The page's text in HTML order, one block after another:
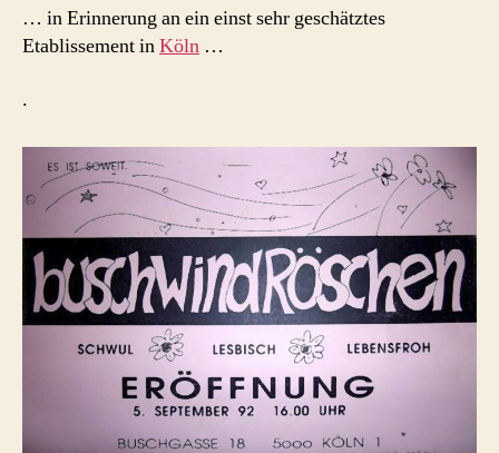
… in Erinnerung an ein einst sehr geschätztes
Etablissement inKöln …
.